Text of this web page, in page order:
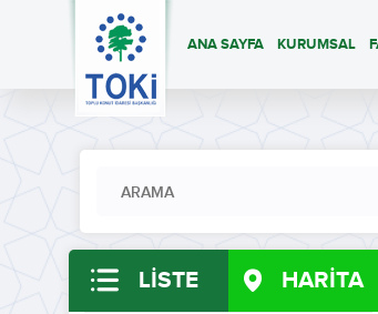
ANA SAYFA KURUMSAL
LİSTE HARİTA